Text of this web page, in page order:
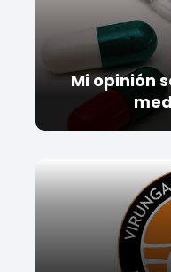
Mi opinión